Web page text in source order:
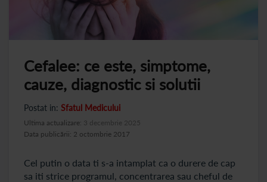
Cefalee: ce este, simptome,
cauze, diagnostic si solutii
Postat in: Sfatul Medicului
Data publicării: 2 octombrie 2017
Ultima actualizare: 3 decembrie 2025
Cel putin o data ti s-a intamplat ca o durere de cap
sa iti strice programul, concentrarea sau cheful de